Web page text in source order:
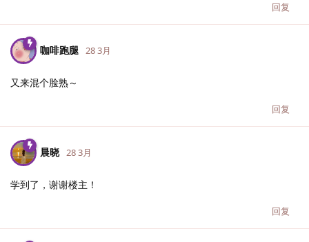
回复
咖啡跑腿 28 3月
又来混个脸熟～
回复
晨晓 28 3月
学到了，谢谢楼主！
回复